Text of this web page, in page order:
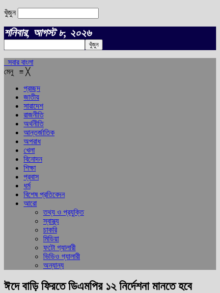
খুঁজুন
শনিবার, আগস্ট ৮, ২০২৬
সবার বাংলা
মেনু ≡ ╳
প্রচ্ছদ
জাতীয়
সারাদেশ
রাজনীতি
অর্থনীতি
আন্তর্জাতিক
অপরাধ
খেলা
বিনোদন
শিক্ষা
প্রবাস
ধর্ম
বিশেষ প্রতিবেদন
আরো
তথ্য ও প্রযুক্তি
স্বাস্থ্য
চাকরি
মিডিয়া
ফটো গ্যালারী
ভিডিও গ্যালারী
অন্যান্য
ঈদে বাড়ি ফিরতে ডিএমপির ১২ নির্দেশনা মানতে হবে